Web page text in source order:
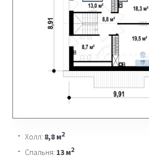
Холл: 8,8 м2
Спальня: 13 м2